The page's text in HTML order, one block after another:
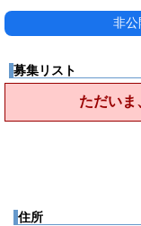
非公
募集リスト
ただいま
住所